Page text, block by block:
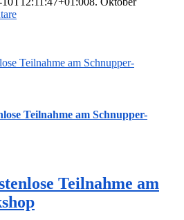
Teilnahme am Schnupper-
Teilnahme am Schnupper-
Teilnahme am